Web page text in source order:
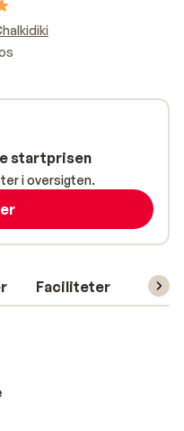
Faciliteter
startprisen
i oversigten.